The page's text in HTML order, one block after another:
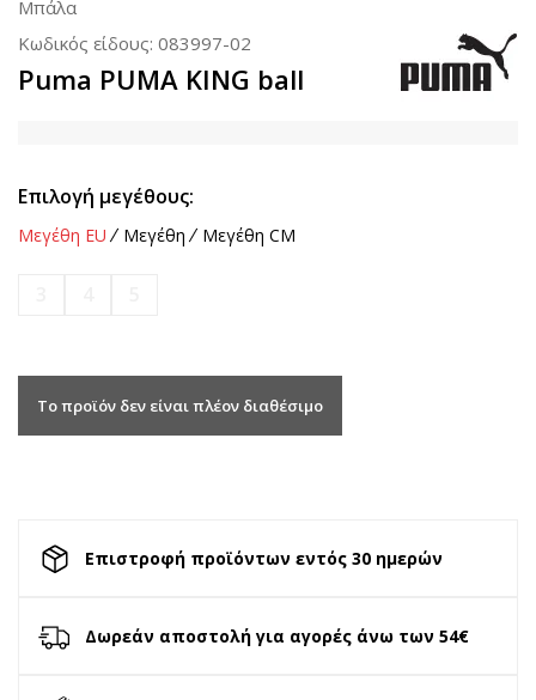
Μπάλα
Κωδικός είδους: 083997-02
Puma PUMA KING ball
Επιλογή μεγέθους:
Μεγέθη EU Μεγέθη Μεγέθη CM
Το προϊόν δεν είναι πλέον διαθέσιμο
Επιστροφή προϊόντων εντός 30 ημερών
Δωρεάν αποστολή για αγορές άνω των 54€